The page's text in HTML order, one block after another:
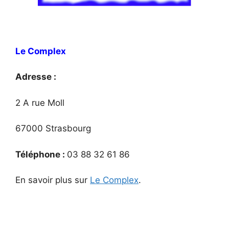
Le Complex
Adresse :
2 A rue Moll
67000 Strasbourg
Téléphone : 03 88 32 61 86
En savoir plus sur Le Complex.